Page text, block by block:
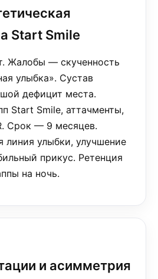
Start Smile
Жалобы — скученность
улыбка». Сустав
дефицит места.
Start Smile, аттачменты,
Срок — 9 месяцев.
линия улыбки, улучшение
прикус. Ретенция
на ночь.
и асимметрия